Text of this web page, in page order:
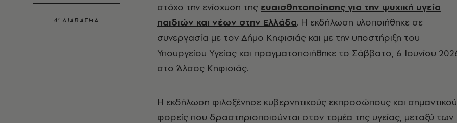
4’ ΔΙΑΒΑΣΜΑ
στόχο την ενίσχυση της ευαισθητοποίησης για την ψυχική υγεία
παιδιών και νέων στην Ελλάδα. Η εκδήλωση υλοποιήθηκε σε
συνεργασία με τον Δήμο Κηφισιάς και με την υποστήριξη του
Υπουργείου Υγείας και πραγματοποιήθηκε το Σάββατο, 6 Ιουνίου
στο Άλσος Κηφισιάς.
Η εκδήλωση φιλοξένησε κυβερνητικούς εκπροσώπους και
φορείς που δραστηριοποιούνται στον τομέα της υγείας, μεταξύ των